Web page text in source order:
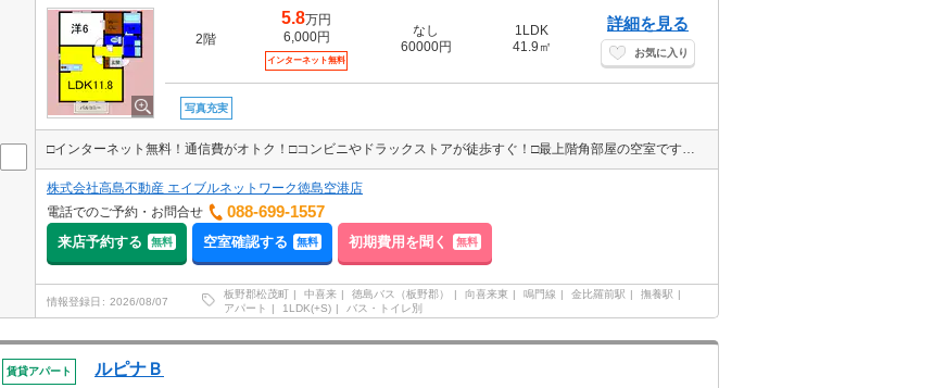
2階
5.8万円
6,000円
インターネット無料
なし
60000円
1LDK
41.9㎡
詳細を見る
お気に入り
写真充実
□インターネット無料！通信費がオトク！□コンビニやドラックストアが徒歩すぐ！□最上階角部屋の空室です！ 詳しくは、徳島空港店まで088-699-1557
株式会社高島不動産 エイブルネットワーク徳島空港店
電話でのご予約・お問合せ
088-699-1557
来店予約する 無料 空室確認する 無料 初期費用を聞く 無料
情報登録日 2026/08/07
板野郡松茂町 中喜来 徳島バス（板野郡） 向喜来東 鳴門線 金比羅前駅
撫養駅
アパート
1LDK(+S) バス・トイレ別
賃貸アパート ルピナＢ